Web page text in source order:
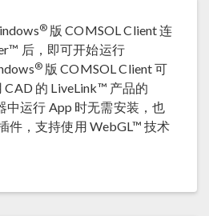
®版 COMSOL Client 连
后，即可开始运行
®版 COMSOL Client 可
的 LiveLink™ 产品的
中运行 App 时无需安装，也
件，支持使用 WebGL™ 技术